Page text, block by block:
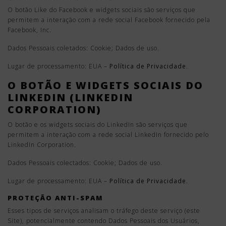
O botão Like do Facebook e widgets sociais são serviços que
permitem a interação com a rede social Facebook fornecido pela
Facebook, Inc.
Dados Pessoais coletados: Cookie; Dados de uso.
Lugar de processamento: EUA – Política de Privacidade.
O BOTÃO E WIDGETS SOCIAIS DO
LINKEDIN (LINKEDIN
CORPORATION)
O botão e os widgets sociais do LinkedIn são serviços que
permitem a interação com a rede social LinkedIn fornecido pelo
LinkedIn Corporation.
Dados Pessoais colectados: Cookie; Dados de uso.
Lugar de processamento: EUA – Política de Privacidade.
PROTEÇÃO ANTI-SPAM
Esses tipos de serviços analisam o tráfego deste serviço (este
Site), potencialmente contendo Dados Pessoais dos Usuários,